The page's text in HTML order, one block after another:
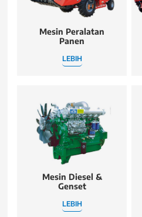
Mesin Peralatan
Panen
LEBIH
Mesin Diesel &
Genset
LEBIH